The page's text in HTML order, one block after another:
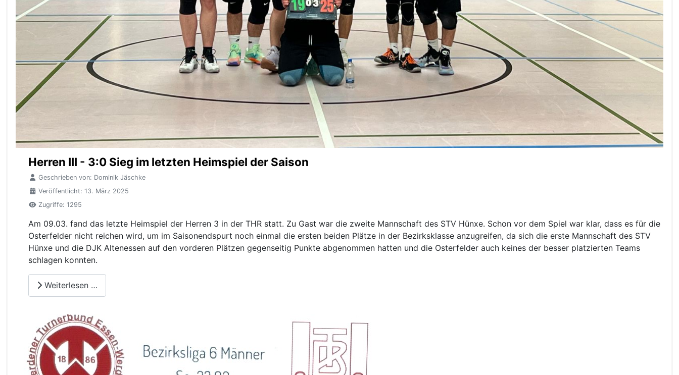
Herren III - 3:0 Sieg im letzten Heimspiel der Saison
Geschrieben von: Dominik Jäschke
Veröffentlicht: 13. März 2025
Zugriffe: 1295
Am 09.03. fand das letzte Heimspiel der Herren 3 in der THR statt. Zu Gast war die zweite Mannschaft des STV Hünxe. Schon vor dem Spiel war klar, dass es für die
Osterfelder nicht reichen wird, um im Saisonendspurt noch einmal die ersten beiden Plätze in der Bezirksklasse anzugreifen, da sich die erste Mannschaft des STV
Hünxe und die DJK Altenessen auf den vorderen Plätzen gegenseitig Punkte abgenommen hatten und die Osterfelder auch keines der besser platzierten Teams
schlagen konnten.
Weiterlesen …